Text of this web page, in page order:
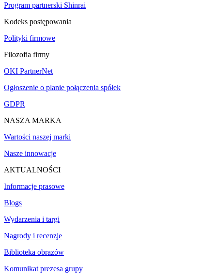
Program partnerski Shinrai
Kodeks postępowania
Polityki firmowe
Filozofia firmy
OKI PartnerNet
Ogłoszenie o planie połączenia spółek
GDPR
NASZA MARKA
Wartości naszej marki
Nasze innowacje
AKTUALNOŚCI
Informacje prasowe
Blogs
Wydarzenia i targi
Nagrody i recenzje
Biblioteka obrazów
Komunikat prezesa grupy